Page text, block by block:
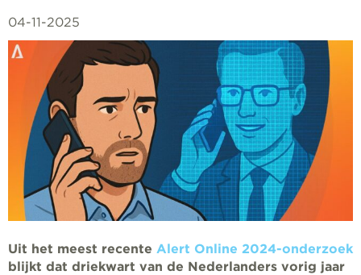
04-11-2025
Uit het meest recente Alert Online 2024-onderzoek
blijkt dat driekwart van de Nederlanders vorig jaar